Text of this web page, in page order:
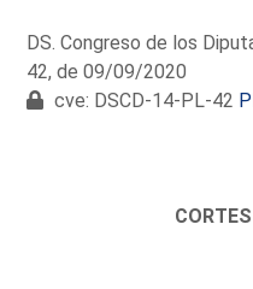
DS. Congreso de los
42, de 09/09/2020
cve: DSCD-14-PL-42